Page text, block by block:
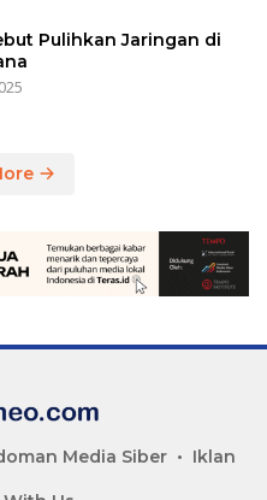
Pulihkan Jaringan di
Media Siber Iklan